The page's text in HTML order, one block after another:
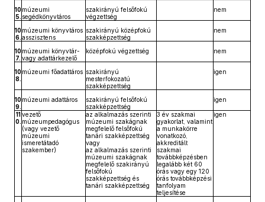
10
5.
múzeumi
segédkönyvtáros
szakirányú felsőfokú
végzettség
nem
10
6.
múzeumi könyvtáros
asszisztens
szakirányú középfokú
szakképzettség
nem
10
7.
múzeumi könyvtár-
vagy adattárkezelő
középfokú végzettség nem
10
8.
múzeumi főadattáros szakirányú
mesterfokozatú
szakképzettség
igen
10
9.
múzeumi adattáros
szakirányú felsőfokú
szakképzettség
igen
11
0.
vezető
múzeumpedagógus
(vagy vezető
múzeumi
ismeretátadó
szakember)
az alkalmazás szerinti
múzeumi szakágnak
megfelelő felsőfokú
tanári szakképzettség
vagy
az alkalmazás szerinti
múzeumi szakágnak
megfelelő szakirányú
felsőfokú
szakképzettség és
tanári szakképzettség
3 év szakmai
gyakorlat, valamint
a munkakörre
vonatkozó,
akkreditált
szakmai
továbbképzésben
legalább két 60
órás vagy egy 120
órás továbbképzési
tanfolyam
teljesítése
igen